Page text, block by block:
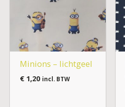
Minions – lichtgeel
€1,20 incl. BTW